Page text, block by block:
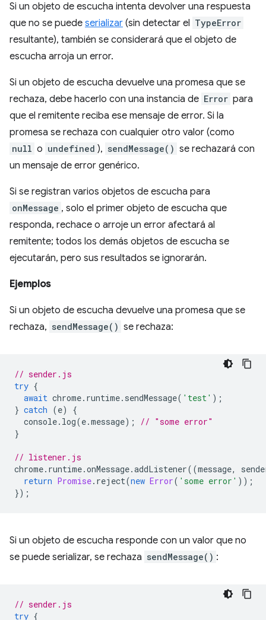
Si un objeto de escucha intenta devolver una respuesta
que no se puede serializar (sin detectar el TypeError
resultante), también se considerará que el objeto de
escucha arroja un error.
Si un objeto de escucha devuelve una promesa que se
rechaza, debe hacerlo con una instancia de Error para
que el remitente reciba ese mensaje de error. Si la
promesa se rechaza con cualquier otro valor (como
null o undefined ), sendMessage() se rechazará con
un mensaje de error genérico.
Si se registran varios objetos de escucha para
onMessage , solo el primer objeto de escucha que
responda, rechace o arroje un error afectará al
remitente; todos los demás objetos de escucha se
ejecutarán, pero sus resultados se ignorarán.
Ejemplos
Si un objeto de escucha devuelve una promesa que se
rechaza, sendMessage() se rechaza:
// sender.js
try {
await chrome. runtime. sendMessage( 'test' );
} catch (e)
{
console. log(e.message);
// "some error"
}
// listener.js
chrome. runtime.onMessage.addListener((message,
return Promise. reject(new Error( 'some error' ));
});
Si un objeto de escucha responde con un valor que no
se puede serializar, se rechaza sendMessage() :
// sender.js
try {